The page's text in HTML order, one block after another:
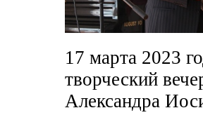
17 марта 2023
творческий
Александра